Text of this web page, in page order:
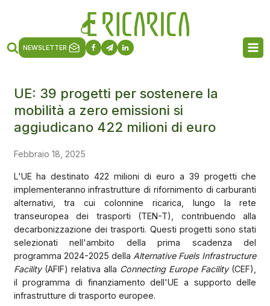
NEWSLETTER
UE: 39 progetti per sostenere la
mobilità a zero emissioni si
aggiudicano 422 milioni di euro
Febbraio 18, 2025
L'UE ha destinato 422 milioni di euro a 39 progetti che
implementeranno infrastrutture di rifornimento di carburanti
alternativi, tra cui colonnine ricarica, lungo la rete
transeuropea dei trasporti (TEN-T), contribuendo alla
decarbonizzazione dei trasporti. Questi progetti sono stati
selezionati nell'ambito della prima scadenza del
programma 2024-2025 della Alternative Fuels Infrastructure
Facility(AFIF) relativa alla Connecting Europe Facility(CEF),
il programma di finanziamento dell'UE a supporto delle
infrastrutture di trasporto europee.